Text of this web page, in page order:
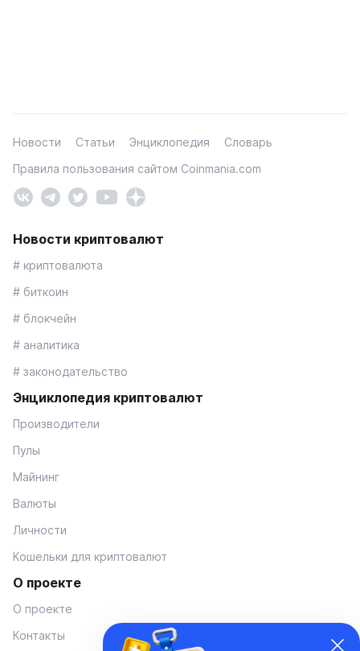
Новости Статьи Энциклопедия
Словарь
Правила пользования сайтом Coinmania.com
Новости криптовалют
# криптовалюта
# биткоин
# блокчейн
# аналитика
# законодательство
Энциклопедия криптовалют
Производители
Пулы
Майнинг
Валюты
Личности
Кошельки для криптовалют
О проекте
О проекте
Контакты